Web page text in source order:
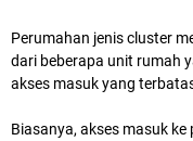
Perumahan jenis cluster
dari beberapa unit rumah
akses masuk yang
Biasanya, akses masuk